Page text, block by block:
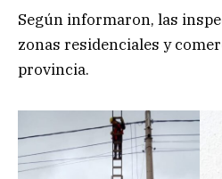
Según informaron, las
zonas residenciales y
provincia.